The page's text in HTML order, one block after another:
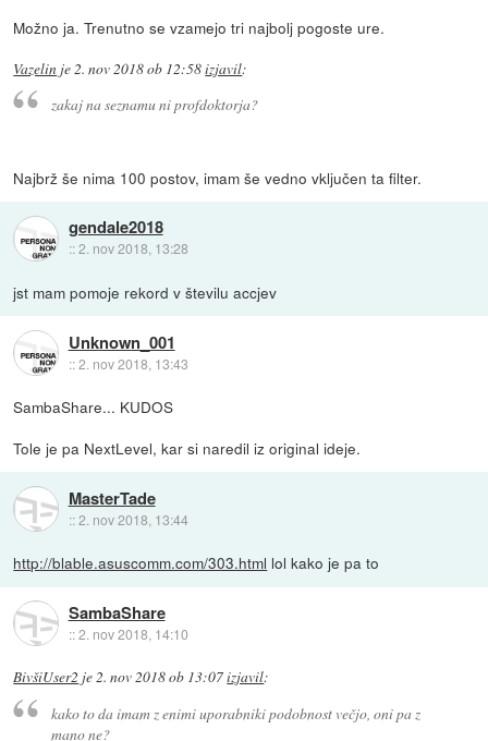
Možno ja. Trenutno se vzamejo tri najbolj pogoste ure.
Vazelin je2. nov 2018 ob 12:58izjavil:
zakaj na seznamu ni profdoktorja?
Najbrž še nima 100 postov, imam še vedno vključen ta filter.
gendale2018
::2. nov 2018, 13:28
jst mam pomoje rekord v številu accjev
Unknown_001
::2. nov 2018, 13:43
SambaShare... KUDOS
Tole je pa NextLevel, kar si naredil iz original ideje.
MasterTade
::2. nov 2018, 13:44
http://blable.asuscomm.com/303.html lol kako je pa to
SambaShare
::2. nov 2018, 14:10
BivšiUser2 je2. nov 2018 ob 13:07izjavil:
kako to da imam z enimi uporabniki podobnost večjo, oni pa z
mano ne?